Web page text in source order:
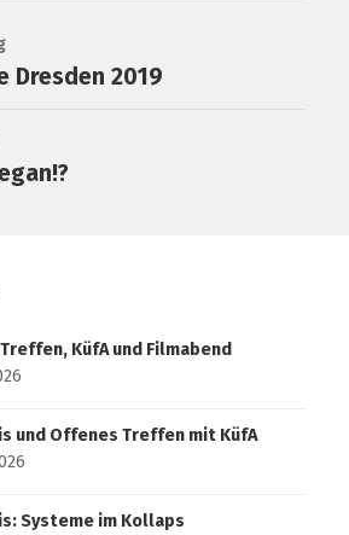
Dresden 2019
KüfA und Filmabend
und Offenes Treffen mit KüfA
Systeme im Kollaps